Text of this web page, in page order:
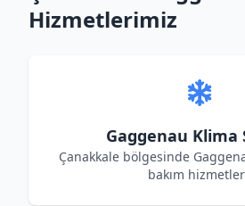
Hizmetlerimiz
Gaggenau Klima
Çanakkale bölgesinde
bakım